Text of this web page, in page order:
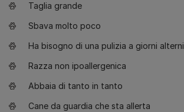
Taglia grande
Sbava molto poco
Ha bisogno di una pulizia a giorni alterni
Razza non ipoallergenica
Abbaia di tanto in tanto
Cane da guardia che sta allerta